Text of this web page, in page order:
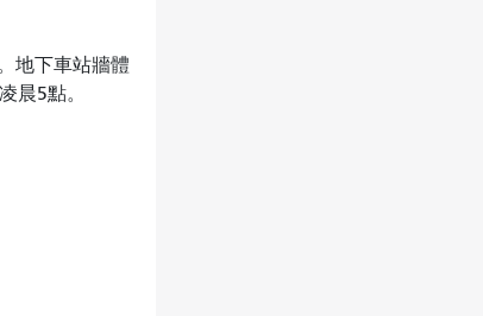
地下車站牆體
晨5點。